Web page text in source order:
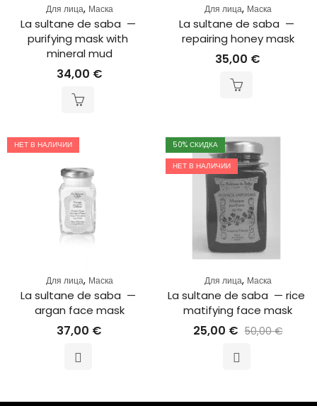
Для лица, Маска
La sultane de saba  —
purifying mask with
mineral mud
34,00 €
Для лица, Маска
La sultane de saba  —
repairing honey mask
35,00 €
НЕТ В НАЛИЧИИ
Для лица, Маска
La sultane de saba  —
argan face mask
37,00 €
50% СКИДКА
НЕТ В НАЛИЧИИ
Для лица, Маска
La sultane de saba  — rice
matifying face mask
25,00 € 50,00€